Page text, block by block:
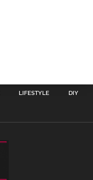
LIFESTYLE DIY